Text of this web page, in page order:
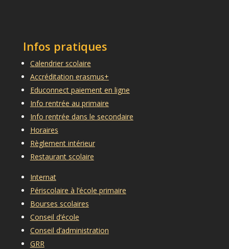
Infos pratiques
Calendrier scolaire
Accréditation erasmus+
Educonnect paiement en ligne
Info rentrée au primaire
Info rentrée dans le secondaire
Horaires
Règlement intérieur
Restaurant scolaire
Internat
Périscolaire à l’école primaire
Bourses scolaires
Conseil d’école
Conseil d’administration
GRR